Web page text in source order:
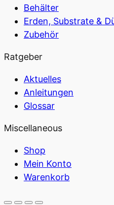
Behälter
Erden, Substrate &
Zubehör
Ratgeber
Aktuelles
Anleitungen
Glossar
Miscellaneous
Shop
Mein Konto
Warenkorb